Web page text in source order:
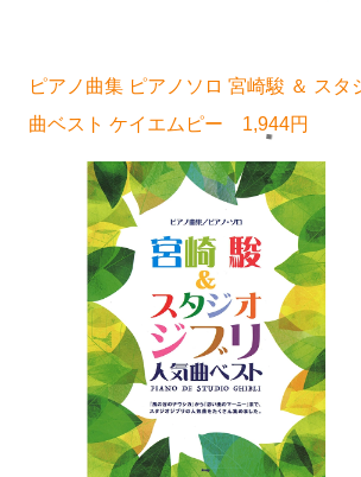
ピアノ曲集 ピアノソロ 宮崎駿 ＆ スタ
曲ベスト ケイエムピー 1,944円